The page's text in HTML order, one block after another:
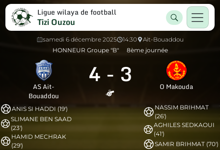
Ligue wilaya de football
Tizi Ouzou
samedi 6 décembre 2025 14:30
Ait-Bouaddou
HONNEUR Groupe "B"
8ème journée
AS Ait-
Bouaddou
4 - 3 O Makouda
ANIS SI HADDI (19')
SLIMANE BEN SAAD
(23')
HAMID MECHRAK
(29')
NASSIM BRIHMAT
(26')
AGHILES SEDKAOUI
(41')
SAMIR BRIHMAT (70')